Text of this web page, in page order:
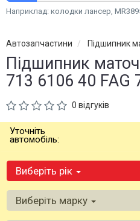
Наприклад: колодки лансер,
Автозапчастини Підшипник
Підшипник
713 6106 40 FAG
0 відгуків
Уточніть
автомобіль:
Виберіть рік
Виберіть марку